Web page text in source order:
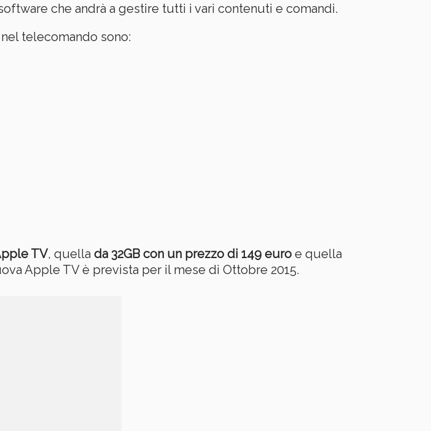
che andrà a gestire tutti i vari contenuti e comandi.
telecomando sono:
TV, quella da 32GB con un prezzo di 149 euro e quella
Apple TV è prevista per il mese di Ottobre 2015.